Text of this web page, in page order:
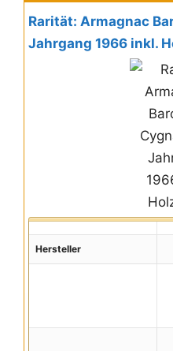
Rarität: Armagnac
Jahrgang 1966 inkl.
Hersteller